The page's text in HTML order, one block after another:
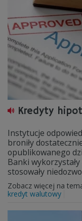
Kredyty
Instytucje
broniły
opublikowanego
Banki
stosowały
Zobacz więcej na
kredyt walutowy